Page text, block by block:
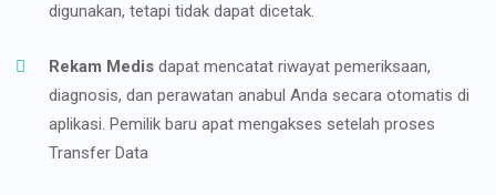
digunakan, tetapi tidak dapat dicetak.
Rekam Medis dapat mencatat riwayat pemeriksaan,
diagnosis, dan perawatan anabul Anda secara otomatis di
aplikasi. Pemilik baru apat mengakses setelah proses
Transfer Data